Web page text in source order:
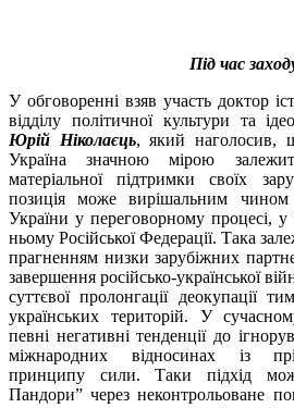
Під час
У обговоренні взяв участь доктор
відділу політичної культури та
Юрій Ніколаєць, який наголосив,
Україна значною мірою
матеріальної підтримки своїх
позиція може вирішальним чином
України у переговорному процесі, у
ньому Російської Федерації. Така
прагненням низки зарубіжних
завершення російсько-української
суттєвої пролонгації деокупації
українських територій. У
певні негативні тенденції до
міжнародних відносинах із
принципу сили. Таки підхід
Пандори” через неконтрольоване